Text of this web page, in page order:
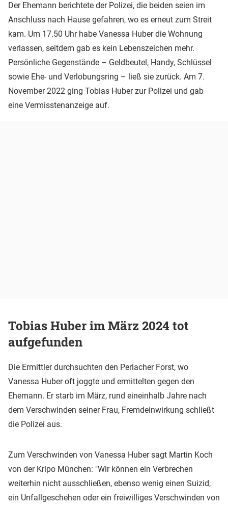
Der Ehemann berichtete der Polizei, die beiden seien im
Anschluss nach Hause gefahren, wo es erneut zum Streit
kam. Um 17.50 Uhr habe Vanessa Huber die Wohnung
verlassen, seitdem gab es kein Lebenszeichen mehr.
Persönliche Gegenstände – Geldbeutel, Handy, Schlüssel
sowie Ehe- und Verlobungsring – ließ sie zurück. Am 7.
November 2022 ging Tobias Huber zur Polizei und gab
eine Vermisstenanzeige auf.
Tobias Huber im März 2024 tot
aufgefunden
Die Ermittler durchsuchten den Perlacher Forst, wo
Vanessa Huber oft joggte und ermittelten gegen den
Ehemann. Er starb im März, rund eineinhalb Jahre nach
dem Verschwinden seiner Frau, Fremdeinwirkung schließt
die Polizei aus.
Zum Verschwinden von Vanessa Huber sagt Martin Koch
von der Kripo München: "Wir können ein Verbrechen
weiterhin nicht ausschließen, ebenso wenig einen Suizid,
ein Unfallgeschehen oder ein freiwilliges Verschwinden von